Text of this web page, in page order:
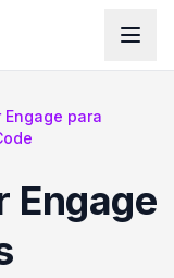
Engage para
Engage